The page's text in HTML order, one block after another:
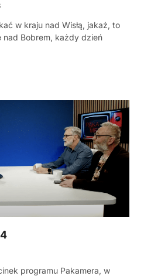
w kraju nad Wisłą, jakaż, to
nad Bobrem, każdy dzień
programu Pakamera, w